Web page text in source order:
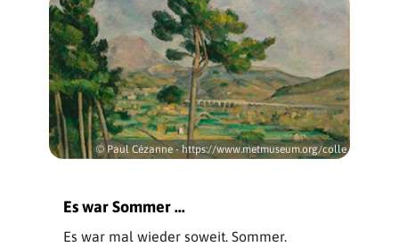
© Paul Cézanne - https://www.metmuseum.org/colle
Es war Sommer ...
Es war mal wieder soweit. Sommer.